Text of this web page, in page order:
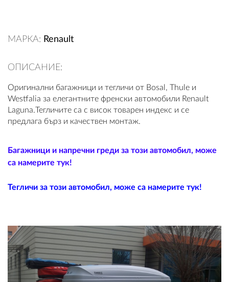
МАРКА: Renault
ОПИСАНИЕ:
Оригинални багажници и тегличи от Bosal, Thule и
Westfalia за елегантните френски автомобили Renault
Laguna.Тегличите са с висок товарен индекс и се
предлага бърз и качествен монтаж.
Багажници и напречни греди за този автомобил, може
са намерите тук!
Тегличи за този автомобил, може са намерите тук!
УСЛОВИЯ ЗА ДОСТАВКА
СТОКИ НА КРЕДИТ
ЛИЧНИ ДАННИ